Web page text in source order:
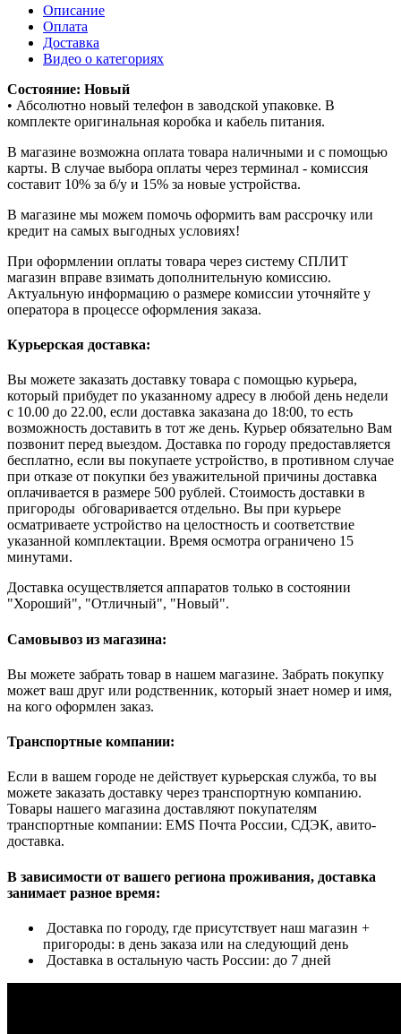
Описание
Оплата
Доставка
Видео о категориях
Состояние: Новый
• Абсолютно новый телефон в заводской упаковке. В
комплекте оригинальная коробка и кабель питания.
В магазине возможна оплата товара наличными и с помощью
карты. В случае выбора оплаты через терминал - комиссия
составит 10% за б/у и 15% за новые устройства.
В магазине мы можем помочь оформить вам рассрочку или
кредит на самых выгодных условиях!
При оформлении оплаты товара через систему СПЛИТ
магазин вправе взимать дополнительную комиссию.
Актуальную информацию о размере комиссии уточняйте у
оператора в процессе оформления заказа.
Курьерская доставка:
Вы можете заказать доставку товара с помощью курьера,
который прибудет по указанному адресу в любой день недели
с 10.00 до 22.00, если доставка заказана до 18:00, то есть
возможность доставить в тот же день. Курьер обязательно Вам
позвонит перед выездом. Доставка по городу предоставляется
бесплатно, если вы покупаете устройство, в противном случае
при отказе от покупки без уважительной причины доставка
оплачивается в размере 500 рублей. Стоимость доставки в
пригороды обговаривается отдельно. Вы при курьере
осматриваете устройство на целостность и соответствие
указанной комплектации. Время осмотра ограничено 15
минутами.
Доставка осуществляется аппаратов только в состоянии
"Хороший", "Отличный", "Новый".
Самовывоз из магазина:
Вы можете забрать товар в нашем магазине. Забрать покупку
может ваш друг или родственник, который знает номер и имя,
на кого оформлен заказ.
Транспортные компании:
Если в вашем городе не действует курьерская служба, то вы
можете заказать доставку через транспортную компанию.
Товары нашего магазина доставляют покупателям
транспортные компании: EMS Почта России, СДЭК, авито-
доставка.
В зависимости от вашего региона проживания, доставка
занимает разное время:
Доставка по городу, где присутствует наш магазин +
пригороды: в день заказа или на следующий день
Доставка в остальную часть России: до 7 дней